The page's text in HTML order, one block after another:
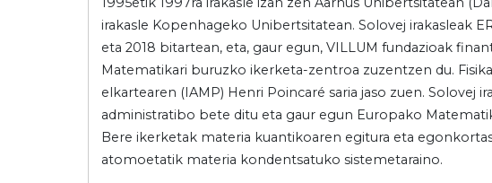
irakasle Kopenhageko Unibertsitatean. Solovej irakasleak
eta 2018 bitartean, eta, gaur egun, VILLUM fundazioak
Matematikari buruzko ikerketa-zentroa zuzentzen du.
elkartearen (IAMP) Henri Poincaré saria jaso zuen. Solovej
administratibo bete ditu eta gaur egun Europako
Bere ikerketak materia kuantikoaren egitura eta
atomoetatik materia kondentsatuko sistemetaraino.